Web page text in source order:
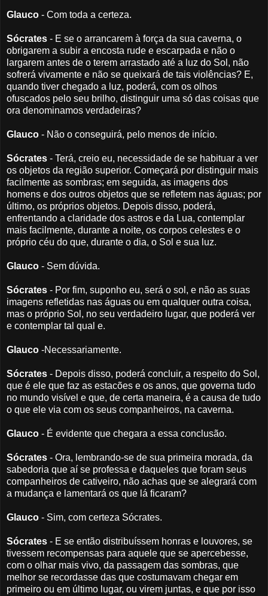
Glauco - Com toda a certeza.
Sócrates - E se o arrancarem à força da sua caverna, o
obrigarem a subir a encosta rude e escarpada e não o
largarem antes de o terem arrastado até a luz do Sol, não
sofrerá vivamente e não se queixará de tais violências? E,
quando tiver chegado a luz, poderá, com os olhos
ofuscados pelo seu brilho, distinguir uma só das coisas que
ora denominamos verdadeiras?
Glauco - Não o conseguirá, pelo menos de início.
Sócrates - Terá, creio eu, necessidade de se habituar a ver
os objetos da região superior. Começará por distinguir mais
facilmente as sombras; em seguida, as imagens dos
homens e dos outros objetos que se refletem nas águas; por
último, os próprios objetos. Depois disso, poderá,
enfrentando a claridade dos astros e da Lua, contemplar
mais facilmente, durante a noite, os corpos celestes e o
próprio céu do que, durante o dia, o Sol e sua luz.
Glauco - Sem dúvida.
Sócrates - Por fim, suponho eu, será o sol, e não as suas
imagens refletidas nas águas ou em qualquer outra coisa,
mas o próprio Sol, no seu verdadeiro lugar, que poderá ver
e contemplar tal qual e.
Glauco -Necessariamente.
Sócrates - Depois disso, poderá concluir, a respeito do Sol,
que é ele que faz as estacões e os anos, que governa tudo
no mundo visível e que, de certa maneira, é a causa de tudo
o que ele via com os seus companheiros, na caverna.
Glauco - É evidente que chegara a essa conclusão.
Sócrates - Ora, lembrando-se de sua primeira morada, da
sabedoria que aí se professa e daqueles que foram seus
companheiros de cativeiro, não achas que se alegrará com
a mudança e lamentará os que lá ficaram?
Glauco - Sim, com certeza Sócrates.
Sócrates - E se então distribuíssem honras e louvores, se
tivessem recompensas para aquele que se apercebesse,
com o olhar mais vivo, da passagem das sombras, que
melhor se recordasse das que costumavam chegar em
primeiro ou em último lugar, ou virem juntas, e que por isso